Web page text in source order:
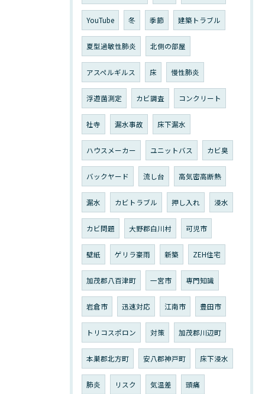
YouTube 冬 季節 建築トラブル
夏型過敏性肺炎 北側の部屋
アスペルギルス 床 慢性肺炎
浮遊菌測定 カビ調査 コンクリート
社寺 漏水事故 床下漏水
ハウスメーカー ユニットバス カビ臭
バックヤード 流し台 高気密高断熱
漏水 カビトラブル 押し入れ 浸水
カビ問題 大野郡白川村 可児市
壁紙 ゲリラ豪雨 新築 ZEH住宅
加茂郡八百津町 一宮市 専門知識
岩倉市 迅速対応 江南市 豊田市
トリコスポロン 対策 加茂郡川辺町
本巣郡北方町 安八郡神戸町 床下浸水
肺炎 リスク 気温差 頭痛